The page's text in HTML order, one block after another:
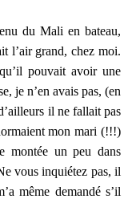
du Mali en bateau,
l’air grand, chez moi.
pouvait avoir une
je n’en avais pas, (en
il ne fallait pas
mon mari (!!!)
montée un peu dans
vous inquiétez pas, il
même demandé s’il